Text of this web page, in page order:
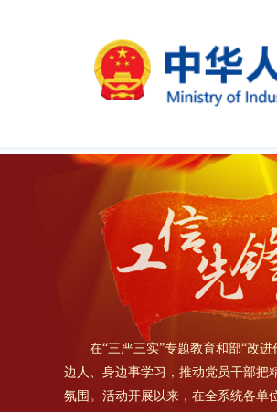
在“三严三实”专题教育和部“改
边人、身边事学习，推动党员干部把
氛围。活动开展以来，在全系统各单